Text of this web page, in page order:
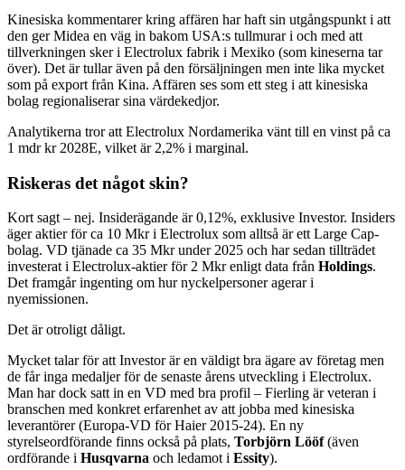
Kinesiska kommentarer kring affären har haft sin utgångspunkt i att
den ger Midea en väg in bakom USA:s tullmurar i och med att
tillverkningen sker i Electrolux fabrik i Mexiko (som kineserna tar
över). Det är tullar även på den försäljningen men inte lika mycket
som på export från Kina. Affären ses som ett steg i att kinesiska
bolag regionaliserar sina värdekedjor.
Analytikerna tror att Electrolux Nordamerika vänt till en vinst på ca
1 mdr kr 2028E, vilket är 2,2% i marginal.
Riskeras det något skin?
Kort sagt – nej. Insiderägande är 0,12%, exklusive Investor. Insiders
äger aktier för ca 10 Mkr i Electrolux som alltså är ett Large Cap-
bolag. VD tjänade ca 35 Mkr under 2025 och har sedan tillträdet
investerat i Electrolux-aktier för 2 Mkr enligt data från Holdings.
Det framgår ingenting om hur nyckelpersoner agerar i
nyemissionen.
Det är otroligt dåligt.
Mycket talar för att Investor är en väldigt bra ägare av företag men
de får inga medaljer för de senaste årens utveckling i Electrolux.
Man har dock satt in en VD med bra profil – Fierling är veteran i
branschen med konkret erfarenhet av att jobba med kinesiska
leverantörer (Europa-VD för Haier 2015-24). En ny
styrelseordförande finns också på plats, Torbjörn Lööf(även
ordförande i Husqvarna och ledamot i Essity).